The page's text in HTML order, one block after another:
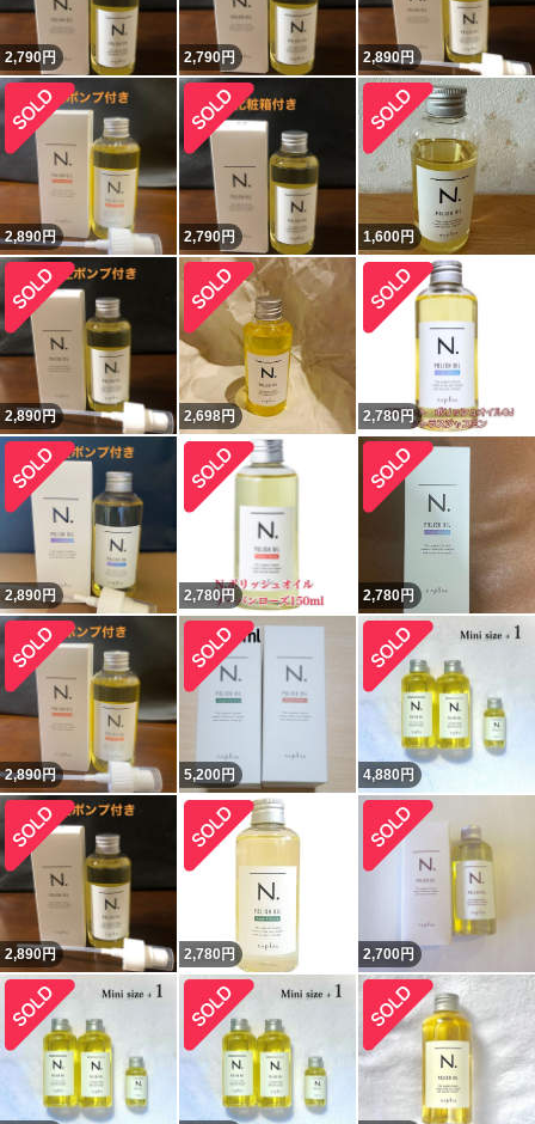
2,790円 2,790円 2,890円
2,890円 2,790円 1,600円
2,890円 2,698円 2,780円
2,890円 2,780円 2,780円
2,890円 5,200円 4,880円
2,890円 2,780 円 2,700円